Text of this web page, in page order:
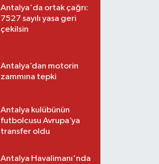
Antalya'da ortak çağrı:
7527 sayılı yasa geri
çekilsin
Antalya’dan motorin
zammına tepki
Antalya kulübünün
futbolcusu Avrupa’ya
transfer oldu
Antalya Havalimanı'nda